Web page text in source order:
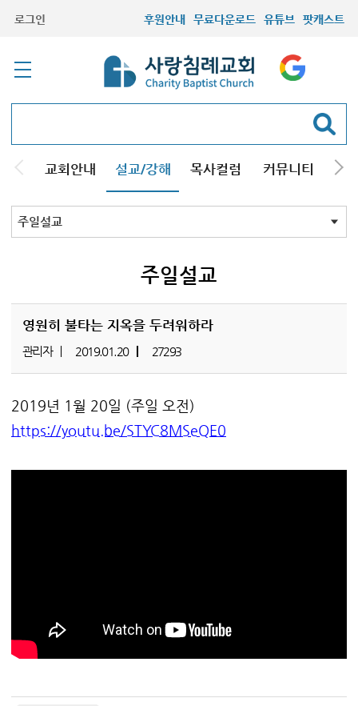
로그인 후원안내 무료다운로드 유튜브 팟캐스트
교회안내 설교/강해 목사컬럼 커뮤니티 기
주일설교
주일설교
영원히 불타는 지옥을 두려워하라
관리자 2019.01.20 27293
2019년 1월 20일 (주일 오전)
https://youtu.be/STYC8MSeQE0